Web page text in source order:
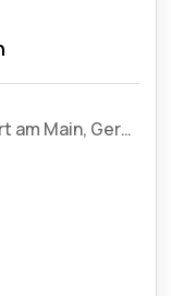
Main, Germany